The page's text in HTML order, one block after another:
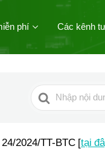
phí Các kênh
Tìm
kiếm
2024/TT-BTC [tại